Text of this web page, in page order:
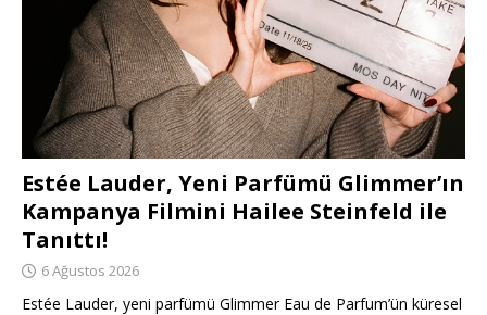
Estée Lauder, Yeni Parfümü Glimmer’ın
Kampanya Filmini Hailee Steinfeld ile
Tanıttı!
6 Ağustos 2026
Estée Lauder, yeni parfümü Glimmer Eau de Parfum’ün küresel